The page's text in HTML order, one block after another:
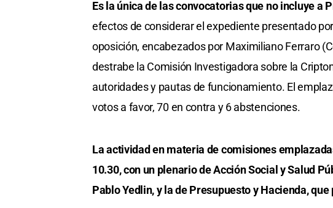
Es la única de las convocatorias que no incluye a
efectos de considerar el expediente presentado
oposición, encabezados por Maximiliano Ferraro
destrabe la Comisión Investigadora sobre la
autoridades y pautas de funcionamiento. El
votos a favor, 70 en contra y 6 abstenciones.
La actividad en materia de comisiones
10.30, con un plenario de Acción Social y Salud
Pablo Yedlin, y la de Presupuesto y Hacienda, que